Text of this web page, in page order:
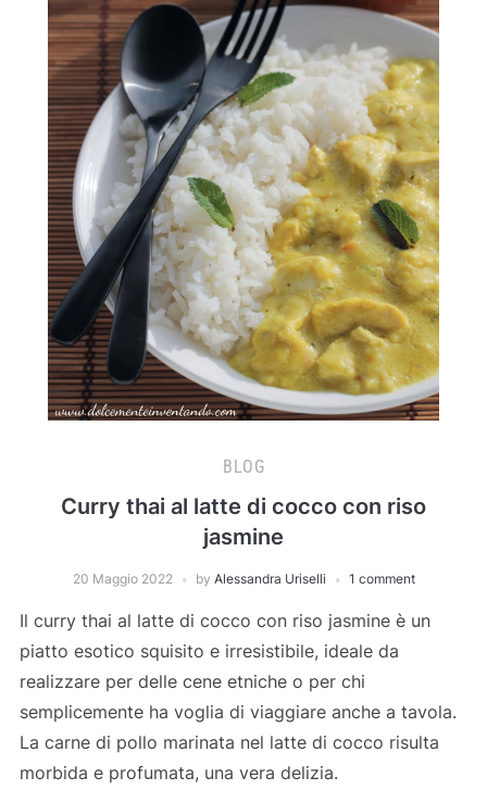
BLOG
Curry thai al latte di cocco con riso
jasmine
20 Maggio 2022 by Alessandra Uriselli 1 comment
Il curry thai al latte di cocco con riso jasmine è un
piatto esotico squisito e irresistibile, ideale da
realizzare per delle cene etniche o per chi
semplicemente ha voglia di viaggiare anche a tavola.
La carne di pollo marinata nel latte di cocco risulta
morbida e profumata, una vera delizia.